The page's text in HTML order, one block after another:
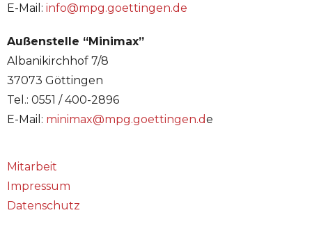
E-Mail: info@mpg.goettingen.de
Außenstelle “Minimax”
Albanikirchhof 7/8
37073 Göttingen
Tel.: 0551 / 400-2896
E-Mail: minimax@mpg.goettingen.de
Mitarbeit
Impressum
Datenschutz